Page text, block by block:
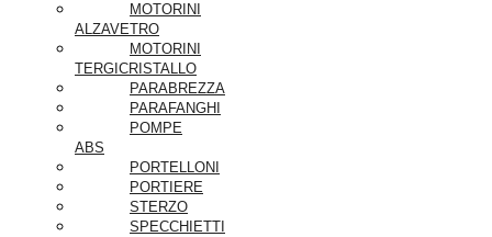
MOTORINI
ALZAVETRO
MOTORINI
TERGICRISTALLO
PARABREZZA
PARAFANGHI
POMPE
ABS
PORTELLONI
PORTIERE
STERZO
SPECCHIETTI